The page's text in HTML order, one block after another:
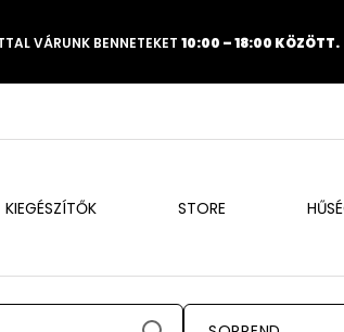
VÁRUNK BENNETEKET 10:00 – 18:00 KÖZÖTT.
KIEGÉSZÍTŐK STORE